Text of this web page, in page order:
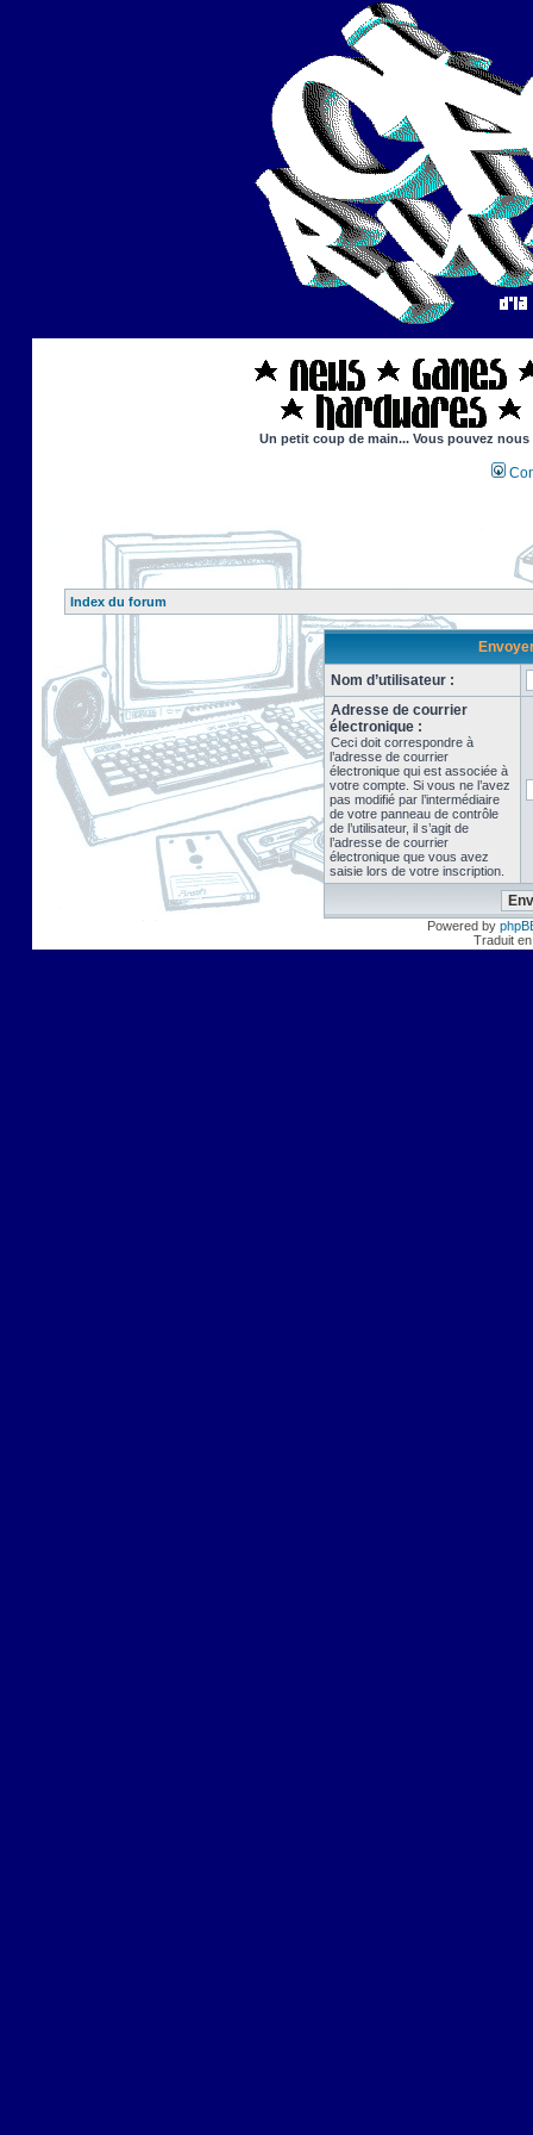
Un petit coup de main... Vous pouvez
Index du forum
Nom d’utilisateur :
Adresse de courrier
électronique :
Ceci doit correspondre à
l’adresse de courrier
électronique qui est associée à
votre compte. Si vous ne l’avez
pas modifié par l’intermédiaire
de votre panneau de contrôle
de l’utilisateur, il s’agit de
l’adresse de courrier
électronique que vous avez
saisie lors de votre inscription.
Powered by
Traduit